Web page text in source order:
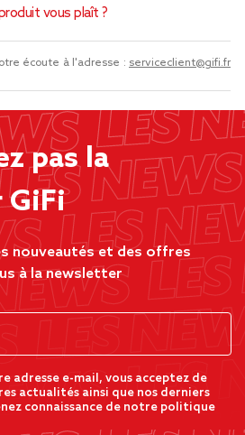
vous plaît ?
écoute à l'adresse : serviceclient@gifi.fr
pas la
GiFi
nouveautés et des offres
à la newsletter
adresse e-mail, vous acceptez de
actualités ainsi que nos derniers
connaissance de notre politique